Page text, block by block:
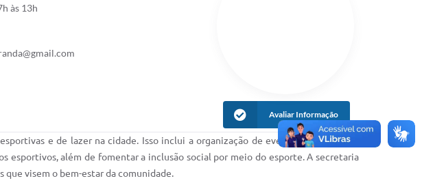
às 13h
Avaliar Informação
e de lazer na cidade. Isso inclui a organização de eventos esportivos, a
esportivos, além de fomentar a inclusão social por meio do esporte. A secretaria
visem o bem-estar da comunidade.